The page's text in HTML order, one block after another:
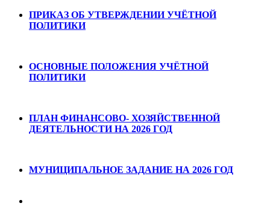
ПРИКАЗ ОБ УТВЕРЖДЕНИИ УЧЁТНОЙ
ПОЛИТИКИ
ОСНОВНЫЕ ПОЛОЖЕНИЯ УЧЁТНОЙ
ПОЛИТИКИ
ПЛАН ФИНАНСОВО- ХОЗЯЙСТВЕННОЙ
ДЕЯТЕЛЬНОСТИ НА 2026 ГОД
МУНИЦИПАЛЬНОЕ ЗАДАНИЕ НА 2026 ГОД